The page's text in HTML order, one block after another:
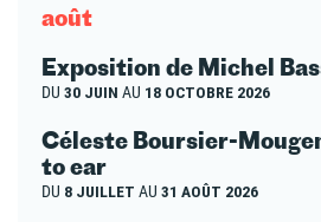
août
Exposition de Michel
DU 30 JUIN AU 18 OCTOBRE 2026
Céleste Boursier-
to ear
DU 8 JUILLET AU 31 AOÛT 2026